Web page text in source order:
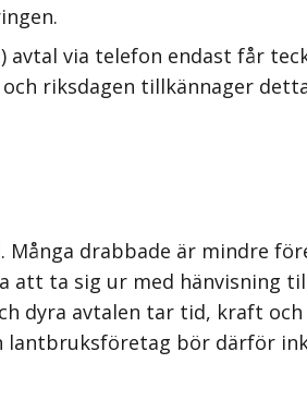
via telefon endast får
riksdagen tillkännager
drabbade är mindre
att ta sig ur med hänvisning
dyra avtalen tar tid, kraft
lantbruksföretag bör därför